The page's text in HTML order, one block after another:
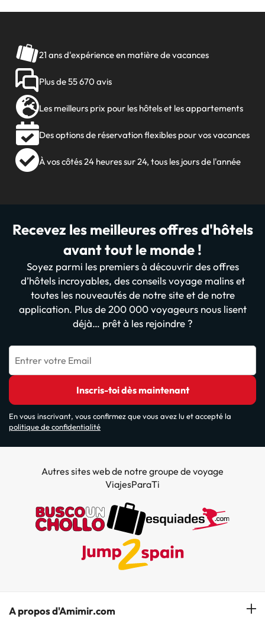
21 ans d'expérience en matière de vacances
Plus de 55 670 avis
Les meilleurs prix pour les hôtels et les appartements
Des options de réservation flexibles pour vos vacances
À vos côtés 24 heures sur 24, tous les jours de l'année
Recevez les meilleures offres d'hôtels
avant tout le monde !
Soyez parmi les premiers à découvrir des offres
d’hôtels incroyables, des conseils voyage malins et
toutes les nouveautés de notre site et de notre
application. Plus de 200 000 voyageurs nous lisent
déjà… prêt à les rejoindre ?
Entrer votre Email
Inscris-toi dès maintenant
En vous inscrivant, vous confirmez que vous avez lu et accepté la
politique de confidentialité
Autres sites web de notre groupe de voyage
ViajesParaTi
A propos d'Amimir.com